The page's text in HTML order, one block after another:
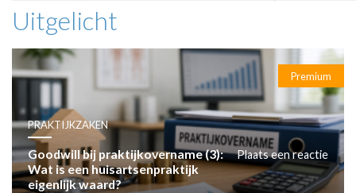
Uitgelicht
Premium
PRAKTIJKZAKEN
Goodwill bij praktijkovername (3):
Wat is een huisartsenpraktijk
eigenlijk waard?
Plaats een reactie